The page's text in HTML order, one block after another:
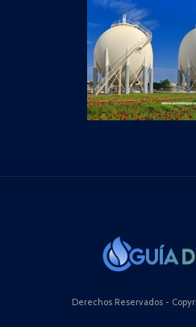
Derechos Reservados -